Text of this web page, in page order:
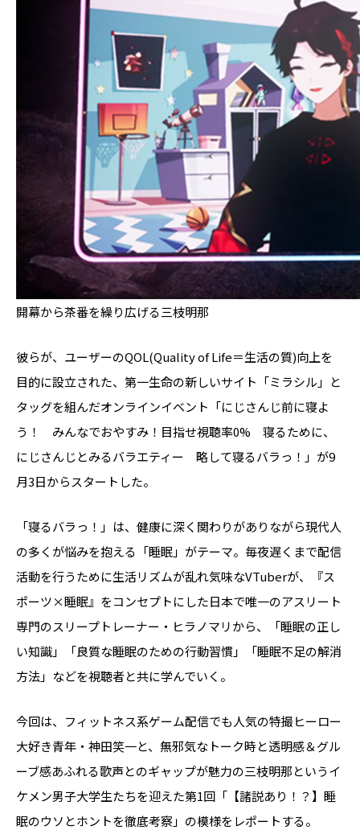
開幕から茶番を繰り広げる三枝明那
彼らが、ユーザーのQOL(Quality of Life＝生活の質)向上を
目的に設立された、第一生命の新しいサイト「ミラシル」と
タッグを組んだオンラインイベント「にじさんじ前に寝よ
う！ みんなでおやすみ！目指せ視聴率0% 寝るために、
にじさんじとみるバラエティー 略して寝るバラっ！」が9
月3日からスタートした。
「寝るバラっ！」は、健康に深く関わりがありながら現代人
の多くが悩みを抱える「睡眠」がテーマ。毎夜遅くまで配信
活動を行うために生活リズムが乱れ気味なVTuberが、『ス
ポーツ×睡眠』をコンセプトにした日本で唯一のアスリート
専門のスリープトレーナー・ヒラノマリから、「睡眠の正し
い知識」「良質な睡眠のための行動習慣」「睡眠不足の解消
方法」などを視聴者と共に学んでいく。
今回は、フィットネス系ゲーム配信でも人気の特撮ヒーロー
大好き青年・神田笑一と、無邪気なトーク時と透明感＆グル
ーブ感あふれる歌声とのギャップが魅力の三枝明那というイ
ケメン男子大学生たちを迎えた第1回「【諸説あり！？】睡
眠のウソとホントを徹底考察」の模様をレポートする。